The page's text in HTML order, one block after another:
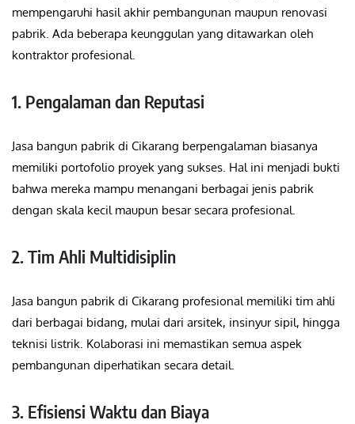
mempengaruhi hasil akhir pembangunan maupun renovasi
pabrik. Ada beberapa keunggulan yang ditawarkan oleh
kontraktor profesional.
1. Pengalaman dan Reputasi
Jasa bangun pabrik di Cikarang berpengalaman biasanya
memiliki portofolio proyek yang sukses. Hal ini menjadi bukti
bahwa mereka mampu menangani berbagai jenis pabrik
dengan skala kecil maupun besar secara profesional.
2. Tim Ahli Multidisiplin
Jasa bangun pabrik di Cikarang profesional memiliki tim ahli
dari berbagai bidang, mulai dari arsitek, insinyur sipil, hingga
teknisi listrik. Kolaborasi ini memastikan semua aspek
pembangunan diperhatikan secara detail.
3. Efisiensi Waktu dan Biaya